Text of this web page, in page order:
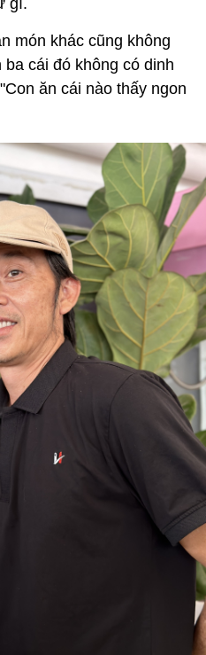
món khác cũng không
cái đó không có dinh
ăn cái nào thấy ngon